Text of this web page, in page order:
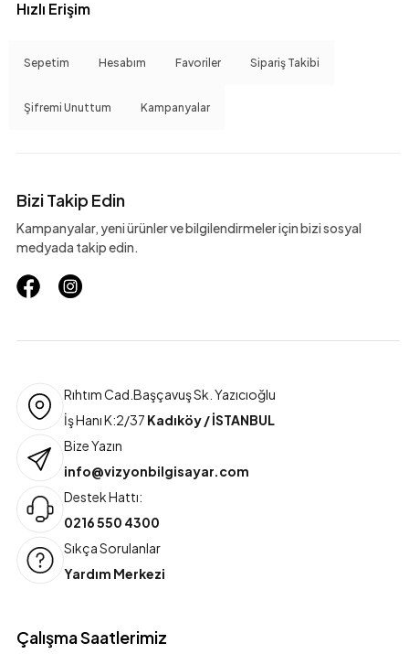
Hızlı Erişim
Sepetim Hesabım Favoriler Sipariş Takibi
Şifremi Unuttum Kampanyalar
Bizi Takip Edin
Kampanyalar, yeni ürünler ve bilgilendirmeler için bizi sosyal
medyada takip edin.
Rıhtım Cad.Başçavuş Sk. Yazıcıoğlu
İş Hanı K:2/37 Kadıköy / İSTANBUL
Bize Yazın
info@vizyonbilgisayar.com
Destek Hattı:
0216 550 4300
Sıkça Sorulanlar
Yardım Merkezi
Çalışma Saatlerimiz